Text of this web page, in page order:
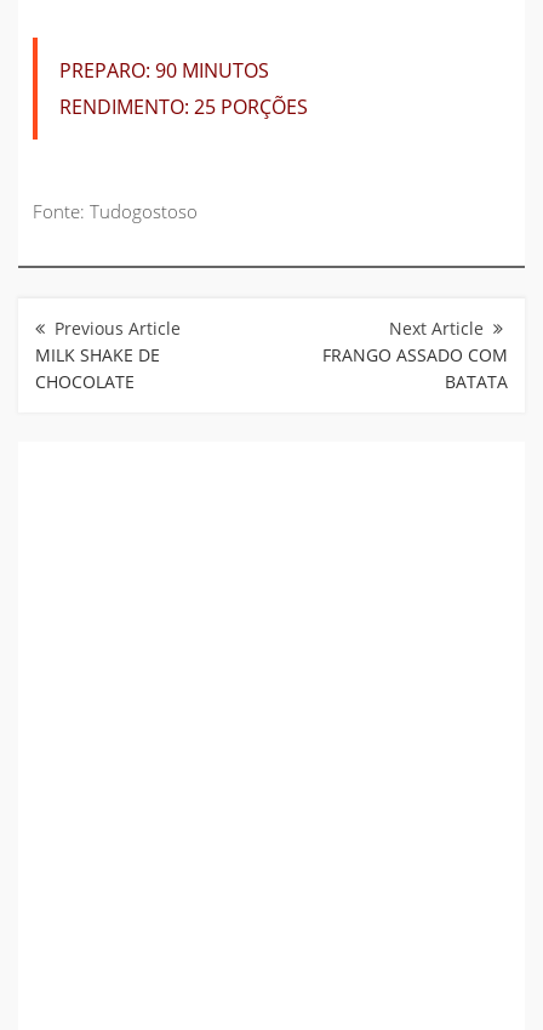
PREPARO: 90 MINUTOS
RENDIMENTO: 25 PORÇÕES
Fonte: Tudogostoso
de
Post
MILK SHAKE DE
CHOCOLATE
FRANGO ASSADO COM
BATATA